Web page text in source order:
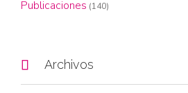
Publicaciones (140)
 Archivos